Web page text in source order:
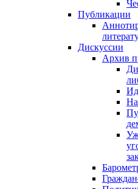
Публикации
Дискуссии
Архив